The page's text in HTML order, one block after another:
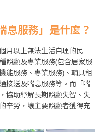
息服務」是什麼？
月以上無法生活自理的民
照顧及專業服務(包含居家服
能服務、專業服務)、輔具租
接送及喘息服務等。而「喘
協助紓解長期照顧失智、失
辛勞，讓主要照顧者獲得充